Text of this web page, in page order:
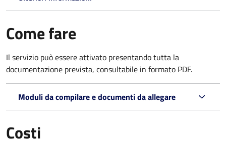
Come fare
Il servizio può essere attivato presentando tutta la
documentazione prevista, consultabile in formato PDF.
Moduli da compilare e documenti da allegare
Costi